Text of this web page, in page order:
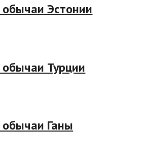
Эстонии
Турции
Ганы